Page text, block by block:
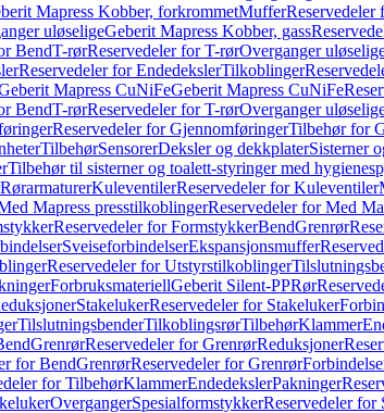
Mapress Kobber, forkrommetMuffer
uløseligeGeberit Mapress Kobber, gass
BendT-rørReservedeler for T-rørOverganger
Reservedeler for EndedekslerTilkoblinger
Mapress CuNiFeGeberit Mapress CuNiFe
BendT-rørReservedeler for T-rørOverganger
Reservedeler for GjennomføringerTilbehør for
TilbehørSensorerDeksler og dekkplaterSisterner
Tilbehør til sisterner og toalett-styringer med
RørarmaturerKuleventilerReservedeler for Kuleventiler
Mapress presstilkoblingerReservedeler for Med
Reservedeler for FormstykkerBendGrenrør
SveiseforbindelserEkspansjonsmuffer
Reservedeler for Utstyrstilkoblinger
ForbruksmateriellGeberit Silent-PPRør
StakelukerReservedeler for Stakeluker
TilslutningsbenderTilkoblingsrørTilbehørKlammer
GrenrørReservedeler for GrenrørReduksjoner
for BendGrenrørReservedeler for Grenrør
for TilbehørKlammerEndedekslerPakninger
OvergangerSpesialformstykkerReservedeler for